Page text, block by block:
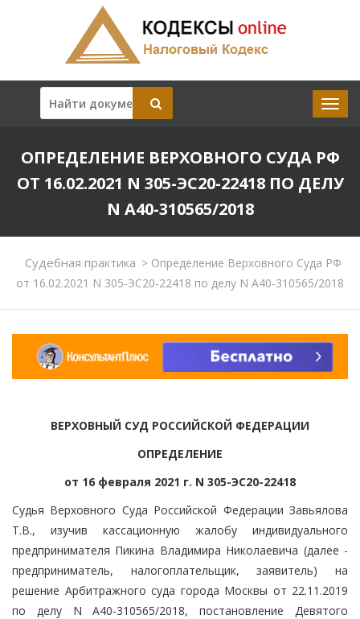
ОПРЕДЕЛЕНИЕ ВЕРХОВНОГО СУДА РФ
ОТ 16.02.2021 N 305-ЭС20-22418 ПО ДЕЛУ
N А40-310565/2018
Судебная практика >Определение Верховного Суда РФ
от 16.02.2021 N 305-ЭС20-22418 по делу N А40-310565/2018
ВЕРХОВНЫЙ СУД РОССИЙСКОЙ ФЕДЕРАЦИИ
ОПРЕДЕЛЕНИЕ
от 16 февраля 2021 г. N 305-ЭС20-22418
Судья Верховного Суда Российской Федерации Завьялова
Т.В., изучив кассационную жалобу индивидуального
предпринимателя Пикина Владимира Николаевича (далее -
предприниматель, налогоплательщик, заявитель) на
решение Арбитражного суда города Москвы от 22.11.2019
по делу N А40-310565/2018, постановление Девятого